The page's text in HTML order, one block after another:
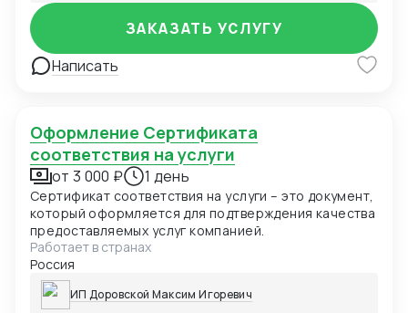
Написать
ЗАКАЗАТЬ УСЛУГУ
Оформление Сертификата
соответствия на услуги
от 3 000 ₽ 1 день
Сертификат соответствия на услуги – это документ,
который оформляется для подтверждения качества
предоставляемых услуг компанией.
Работает в странах
Россия
ИП Доровской Максим Игоревич